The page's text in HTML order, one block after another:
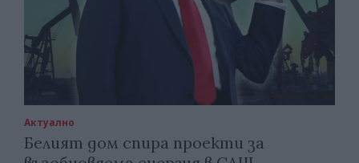
Актуално
Белият дом спира проекти за